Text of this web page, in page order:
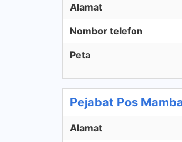
Alamat
Nombor telefon
Peta
Pejabat Pos
Alamat